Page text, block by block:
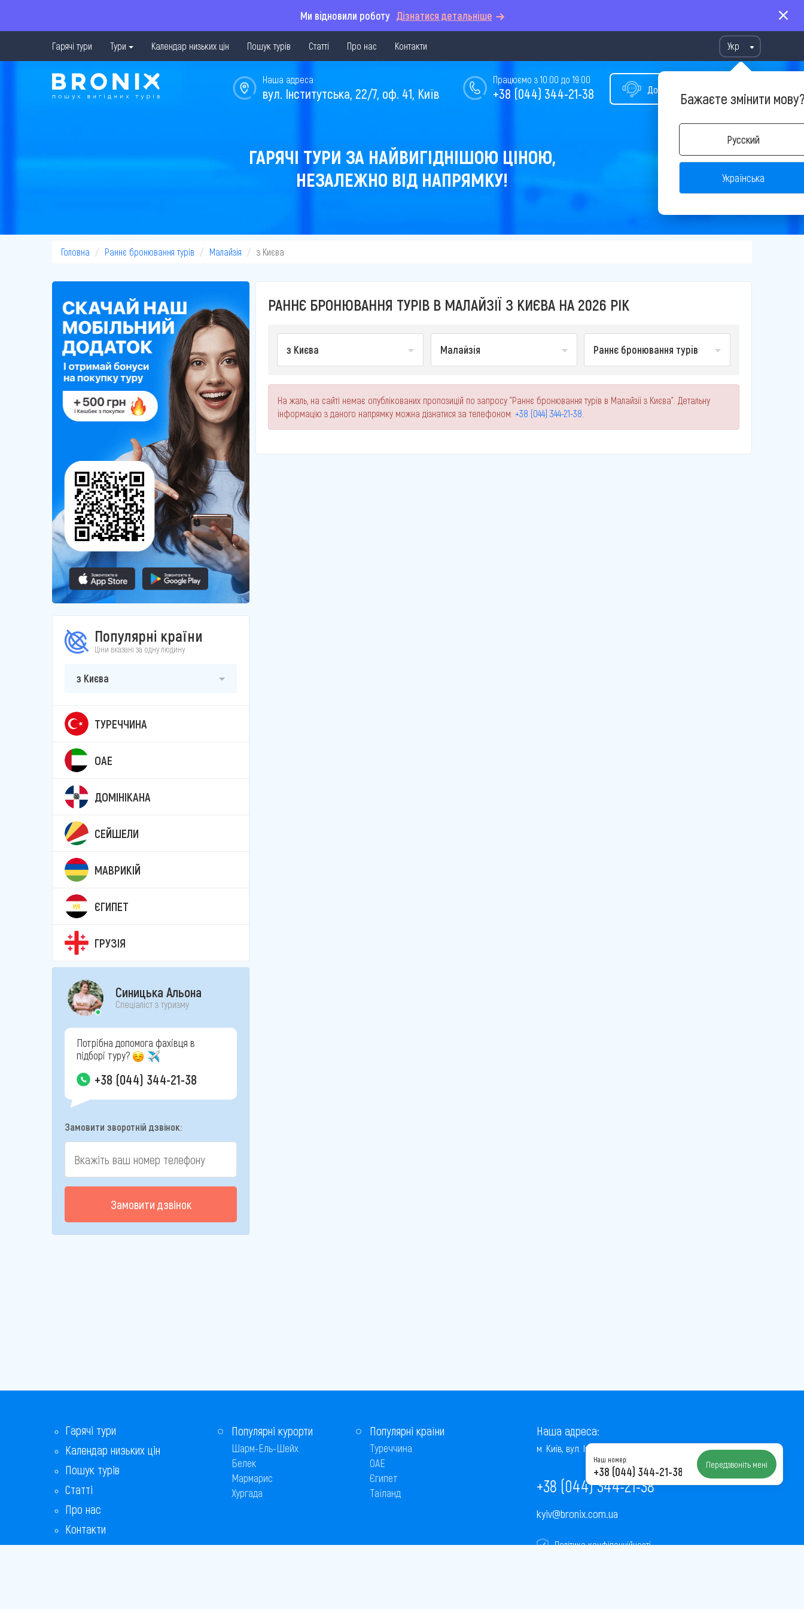
Ми відновили роботу Дізнатися детальніше
Гарячі тури Тури Календар низьких цін Пошук турів Статті Про нас Контакти Укр
Бажаєте змінити
Русский
Українська
Допомога у виборі туру
Працюємо з 10:00 до 19:00
+38 (044) 344-21-38
Наша адреса
вул. Інститутська, 22/7, оф. 41, Київ
ГАРЯЧІ ТУРИ ЗА НАЙВИГІДНІШОЮ ЦІНОЮ,
НЕЗАЛЕЖНО ВІД НАПРЯМКУ!
Головна Раннє бронювання турів Малайзія з Києва
Популярні країни
Ціни вказані за одну людину
з Києва
ТУРЕЧЧИНА
ОАЕ
ДОМІНІКАНА
СЕЙШЕЛИ
МАВРИКІЙ
ЄГИПЕТ
ГРУЗІЯ
Синицька Альона
Спеціаліст з туризму
Потрібна допомога фахівця в
підборі туру?
+38 (044) 344-21-38
Замовити зворотній дзвінок:
Замовити дзвінок
РАННЄ БРОНЮВАННЯ ТУРІВ В МАЛАЙЗІЇ З КИЄВА НА 2026 РІК
з Києва Малайзія Раннє бронювання турів
На жаль, на сайті немає опублікованих пропозицій по запросу "Раннє бронювання турів в Малайзії з Києва". Детальну
інформацію з даного напрямку можна дізнатися за телефоном: +38 (044) 344-21-38
Гарячі тури
Календар низьких цін
Пошук турів
Статті
Про нас
Контакти
Бонусна програма
Популярні курорти
Шарм-Ель-Шейх
Белек
Мармарис
Хургада
Популярні країни
Туреччина
ОАЕ
Єгипет
Таїланд
Наша адреса:
м. Київ, вул. Інститутська, 22/7, оф. 41
+38 (044) 344-21-38
kyiv@bronix.com.ua
Політика конфіденційності
Наш номер:
+38 (044) 344-21-38 Передзвоніть мені